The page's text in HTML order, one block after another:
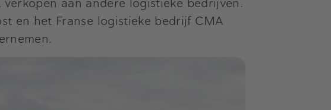
en het Franse logistieke bedrijf CMA